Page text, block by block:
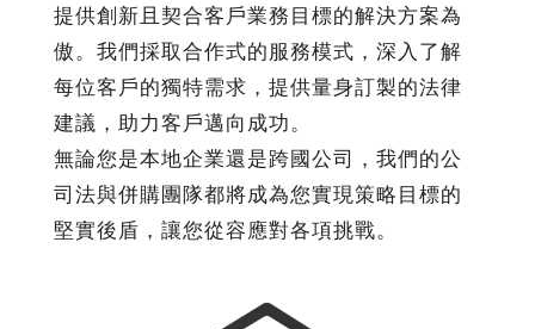
提供創新且契合客戶業務目標的解決方案為
傲。我們採取合作式的服務模式，深入了解
每位客戶的獨特需求，提供量身訂製的法律
建議，助力客戶邁向成功。
無論您是本地企業還是跨國公司，我們的公
司法與併購團隊都將成為您實現策略目標的
堅實後盾，讓您從容應對各項挑戰。